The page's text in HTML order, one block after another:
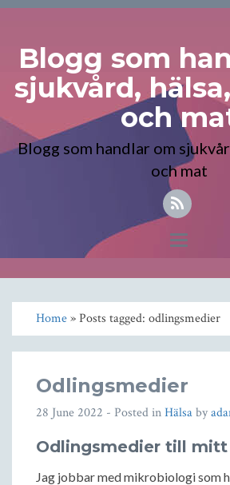
Blogg som
sjukvård,
och
Blogg som handlar om
och mat
Toggle
Home» Posts tagged: odlingsmedier
Odlingsmedier
28 June 2022 - Posted inHälsaby
Odlingsmedier till
Jag jobbar med mikrobiologi som